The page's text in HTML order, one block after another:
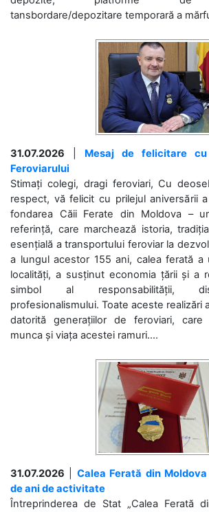
tansbordare/depozitare temporară a
31.07.2026
Mesaj de felicitare
Feroviarului
Stimați colegi, dragi feroviari, Cu
respect, vă felicit cu prilejul aniversării
fondarea Căii Ferate din Moldova –
referință, care marchează istoria,
esențială a transportului feroviar la
a lungul acestor 155 ani, calea ferată a
localități, a susținut economia țării și a
simbol al responsabilității,
profesionalismului. Toate aceste realizări
datorită generațiilor de feroviari,
munca și viața acestei ramuri....
31.07.2026
Calea Ferată din
de ani de activitate
Întreprinderea de Stat „Calea Ferată